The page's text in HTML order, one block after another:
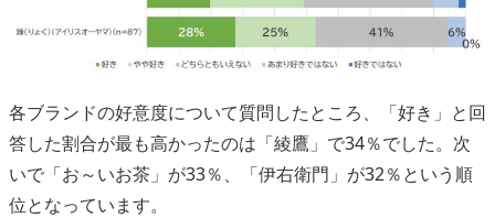
各ブランドの好意度について質問したところ、「好き」と回
答した割合が最も高かったのは「綾鷹」で34％でした。次
いで「お～いお茶」が33％、「伊右衛門」が32％という順
位となっています。